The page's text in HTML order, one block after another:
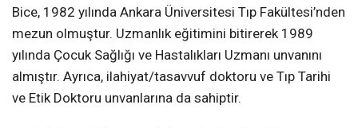
Bice, 1982 yılında Ankara Üniversitesi Tıp Fakültesi’nden
mezun olmuştur. Uzmanlık eğitimini bitirerek 1989
yılında Çocuk Sağlığı ve Hastalıkları Uzmanı unvanını
almıştır. Ayrıca, ilahiyat/tasavvuf doktoru ve Tıp Tarihi
ve Etik Doktoru unvanlarına da sahiptir.